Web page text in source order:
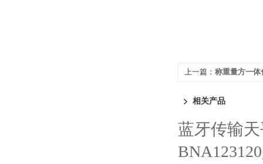
上一篇： 称重量方一体
相关产品
蓝牙传输